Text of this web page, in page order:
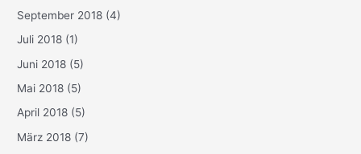
September 2018 (4)
Juli 2018 (1)
Juni 2018 (5)
Mai 2018 (5)
April 2018 (5)
März 2018 (7)